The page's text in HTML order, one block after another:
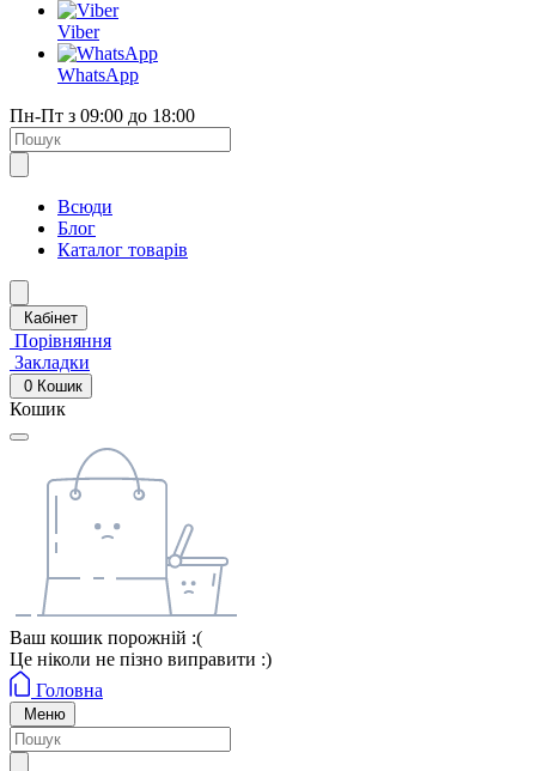
Viber
WhatsApp
Пн-Пт з 09:00 до 18:00
Всюди
Блог
Каталог товарів
Кабінет
Порівняння
Закладки
0 Кошик
Кошик
Ваш кошик порожній :(
Це ніколи не пізно виправити :)
Головна
Меню